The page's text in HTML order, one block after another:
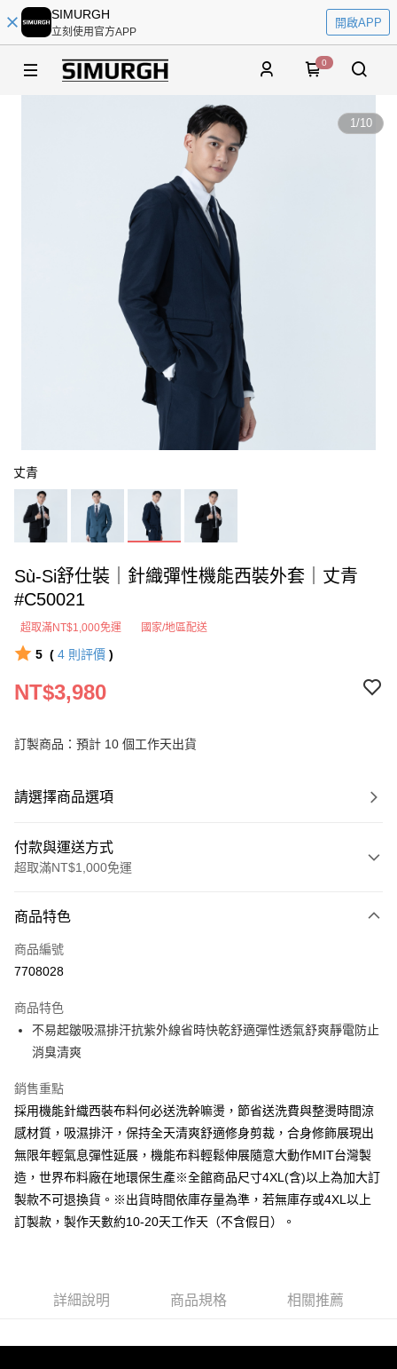
SIMURGH
立刻使用官方APP
開啟APP
0
1/10
丈青
Sù-Si舒仕裝｜針織彈性機能西裝外套｜丈青
#C50021
超取滿NT$1,000免運 國家/地區配送
5 ( 4 則評價 )
NT$3,980
訂製商品：預計 10 個工作天出貨
請選擇商品選項
付款與運送方式
超取滿NT$1,000免運
信用卡一次付款
超商取貨付款
Apple Pay
悠遊付
Google Pay
ATM付款
全家取貨付款
每筆NT$60，滿NT$1,000(含以上)免運費
7-11取貨付款
商品特色
商品編號
7708028
商品特色
不易起皺吸濕排汗抗紫外線省時快乾舒適彈性透氣舒爽靜電防止
消臭清爽
銷售重點
採用機能針織西裝布料何必送洗幹嘛燙，節省送洗費與整燙時間涼
感材質，吸濕排汗，保持全天清爽舒適修身剪裁，合身修飾展現出
無限年輕氣息彈性延展，機能布料輕鬆伸展隨意大動作MIT台灣製
造，世界布料廠在地環保生產※全館商品尺寸4XL(含)以上為加大訂
製款不可退換貨。※出貨時間依庫存量為準，若無庫存或4XL以上
訂製款，製作天數約10-20天工作天（不含假日）。
詳細說明 商品規格 相關推薦